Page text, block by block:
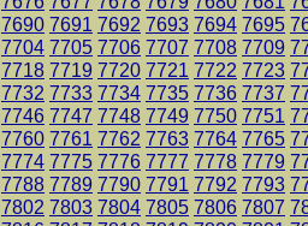
7690 7691 7692 7693 7694 7695
7704 7705 7706 7707 7708 7709
7718 7719 7720 7721 7722 7723
7732 7733 7734 7735 7736 7737
7746 7747 7748 7749 7750 7751
7760 7761 7762 7763 7764 7765
7774 7775 7776 7777 7778 7779
7788 7789 7790 7791 7792 7793
7802 7803 7804 7805 7806 7807